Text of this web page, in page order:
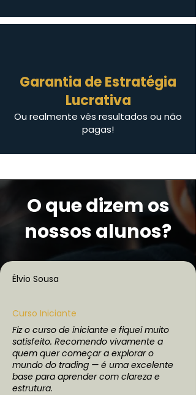
Garantia de Estratégia
Lucrativa
Ou realmente vês resultados ou não
pagas!
O que dizem os
nossos alunos?
Élvio Sousa
Curso Iniciante
Fiz o curso de iniciante e fiquei muito
satisfeito. Recomendo vivamente a
quem quer começar a explorar o
mundo do trading — é uma excelente
base para aprender com clareza e
estrutura.